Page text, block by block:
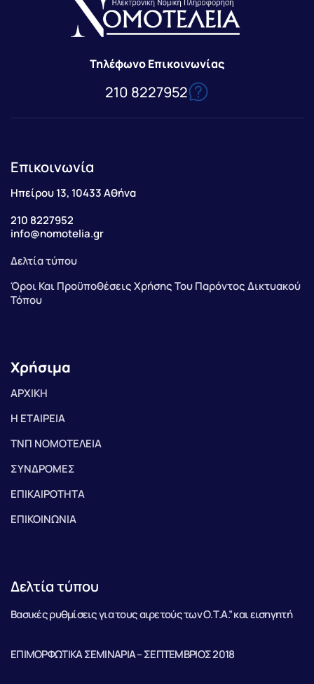
Τηλέφωνο Επικοινωνίας
210 8227952
Επικοινωνία
Ηπείρου 13, 10433 Αθήνα
210 8227952
info@nomotelia.gr
Δελτία τύπου
Όροι Και Προϋποθέσεις Χρήσης Του Παρόντος Δικτυακού
Τόπου
Χρήσιμα
ΑΡΧΙΚΗ
Η ΕΤΑΙΡΕΙΑ
ΤΝΠ ΝΟΜΟΤΕΛΕΙΑ
ΣΥΝΔΡΟΜΕΣ
ΕΠΙΚΑΙΡΟΤΗΤΑ
ΕΠΙΚΟΙΝΩΝΙΑ
Δελτία τύπου
Βασικές ρυθμίσεις για τους αιρετούς των Ο.Τ.Α.” και εισηγητή
ΕΠΙΜΟΡΦΩΤΙΚΑ ΣΕΜΙΝΑΡΙΑ – ΣΕΠΤΕΜΒΡΙΟΣ 2018